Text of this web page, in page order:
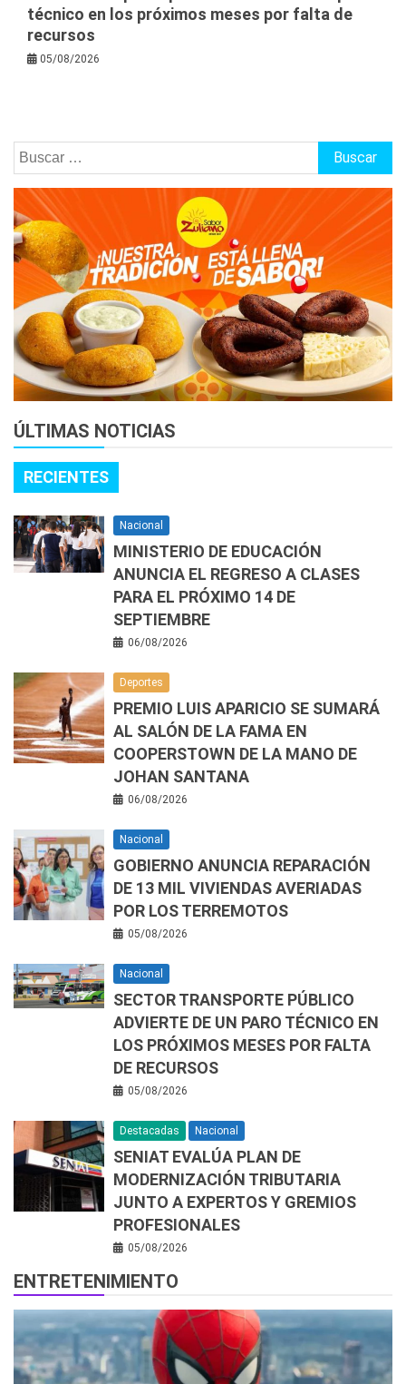
técnico en los próximos meses por falta de
recursos
05/08/2026
Buscar:
ÚLTIMAS NOTICIAS
RECIENTES
Nacional
MINISTERIO DE EDUCACIÓN
ANUNCIA EL REGRESO A CLASES
PARA EL PRÓXIMO 14 DE
SEPTIEMBRE
06/08/2026
Deportes
PREMIO LUIS APARICIO SE SUMARÁ
AL SALÓN DE LA FAMA EN
COOPERSTOWN DE LA MANO DE
JOHAN SANTANA
06/08/2026
Nacional
GOBIERNO ANUNCIA REPARACIÓN
DE 13 MIL VIVIENDAS AVERIADAS
POR LOS TERREMOTOS
05/08/2026
Nacional
SECTOR TRANSPORTE PÚBLICO
ADVIERTE DE UN PARO TÉCNICO EN
LOS PRÓXIMOS MESES POR FALTA
DE RECURSOS
05/08/2026
Destacadas Nacional
SENIAT EVALÚA PLAN DE
MODERNIZACIÓN TRIBUTARIA
JUNTO A EXPERTOS Y GREMIOS
PROFESIONALES
05/08/2026
ENTRETENIMIENTO